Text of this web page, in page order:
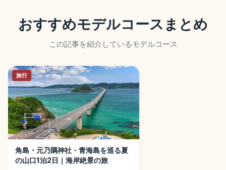
おすすめモデルコースまとめ
この記事を紹介しているモデルコース
旅行
角島・元乃隅神社・青海島を巡る夏
の山口1泊2日｜海岸絶景の旅